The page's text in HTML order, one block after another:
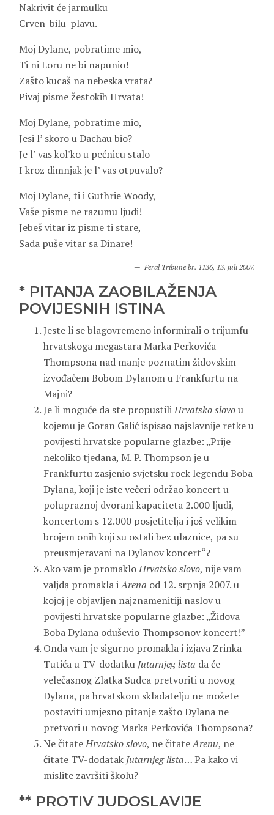
Nakrivit će jarmulku
Crven-bilu-plavu.
Moj Dylane, pobratime mio,
Ti ni Loru ne bi napunio!
Zašto kucaš na nebeska vrata?
Pivaj pisme žestokih Hrvata!
Moj Dylane, pobratime mio,
Jesi l’ skoro u Dachau bio?
Je l’ vas kol'ko u pećnicu stalo
I kroz dimnjak je l’ vas otpuvalo?
Moj Dylane, ti i Guthrie Woody,
Vaše pisme ne razumu ljudi!
Jebeš vitar iz pisme ti stare,
Sada puše vitar sa Dinare!
Feral Tribune br. 1136, 13. juli 2007.
* PITANJA ZAOBILAŽENJA
POVIJESNIH ISTINA
Jeste li se blagovremeno informirali o trijumfu
hrvatskoga megastara Marka Perkovića
Thompsona nad manje poznatim židovskim
izvođačem Bobom Dylanom u Frankfurtu na
Majni?
Je li moguće da ste propustiliHrvatsko slovou
kojemu je Goran Galić ispisao najslavnije retke u
povijesti hrvatske popularne glazbe: „Prije
nekoliko tjedana, M. P. Thompson je u
Frankfurtu zasjenio svjetsku rock legendu Boba
Dylana, koji je iste večeri održao koncert u
polupraznoj dvorani kapaciteta 2.000 ljudi,
koncertom s 12.000 posjetitelja i još velikim
brojem onih koji su ostali bez ulaznice, pa su
preusmjeravani na Dylanov koncert“?
Ako vam je promakloHrvatsko slovo, nije vam
valjda promakla iArena od 12. srpnja 2007. u
kojoj je objavljen najznamenitiji naslov u
povijesti hrvatske popularne glazbe: „Židova
Boba Dylana oduševio Thompsonov koncert!”
Onda vam je sigurno promakla i izjava Zrinka
Tutića u TV-dodatku Jutarnjeg lista da će
velečasnog Zlatka Sudca pretvoriti u novog
Dylana, pa hrvatskom skladatelju ne možete
postaviti umjesno pitanje zašto Dylana ne
pretvori u novog Marka Perkovića Thompsona?
Ne čitateHrvatsko slovo, ne čitateArenu, ne
čitate TV-dodatak Jutarnjeg lista… Pa kako vi
mislite završiti školu?
** PROTIV JUDOSLAVIJE